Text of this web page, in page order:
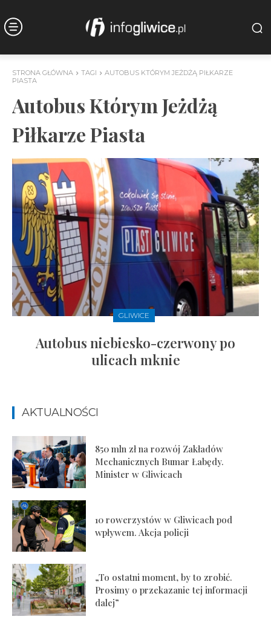
STRONA GŁÓWNA TAGI
AUTOBUS KTÓRYM JEŻDŻĄ PIŁKARZE
PIASTA
Autobus Którym Jeżdżą
Piłkarze Piasta
GLIWICE
Autobus niebiesko-czerwony po
ulicach mknie
AKTUALNOŚCI
850 mln zł na rozwój Zakładów
Mechanicznych Bumar Łabędy.
Minister w Gliwicach
10 rowerzystów w Gliwicach pod
wpływem. Akcja policji
„To ostatni moment, by to zrobić.
Prosimy o przekazanie tej informacji
dalej”